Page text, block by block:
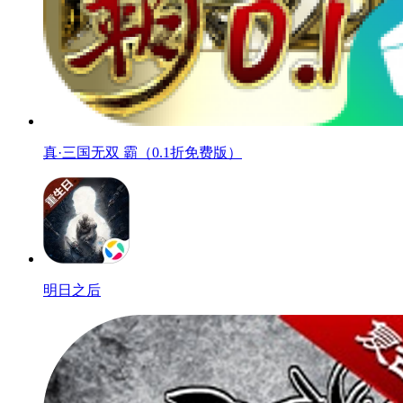
真·三国无双 霸（0.1折免费版）
明日之后